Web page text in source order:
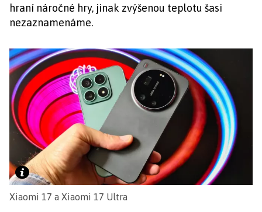
hraní náročné hry, jinak zvýšenou teplotu šasi
nezaznamenáme.
Xiaomi 17 a Xiaomi 17 Ultra